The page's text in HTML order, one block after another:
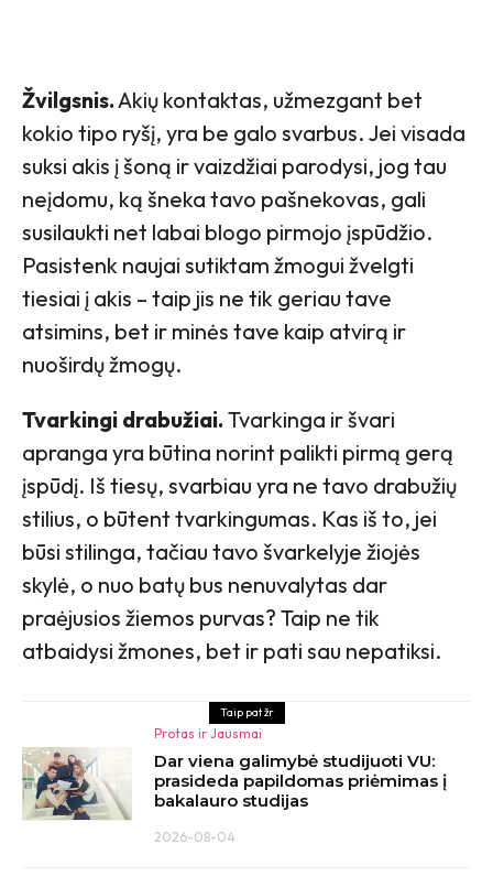
Žvilgsnis.Akių kontaktas, užmezgant bet
kokio tipo ryšį, yra be galo svarbus. Jei visada
suksi akis į šoną ir vaizdžiai parodysi, jog tau
neįdomu, ką šneka tavo pašnekovas, gali
susilaukti net labai blogo pirmojo įspūdžio.
Pasistenk naujai sutiktam žmogui žvelgti
tiesiai į akis – taip jis ne tik geriau tave
atsimins, bet ir minės tave kaip atvirą ir
nuoširdų žmogų.
Tvarkingi drabužiai. Tvarkinga ir švari
apranga yra būtina norint palikti pirmą gerą
įspūdį. Iš tiesų, svarbiau yra ne tavo drabužių
stilius, o būtent tvarkingumas. Kas iš to, jei
būsi stilinga, tačiau tavo švarkelyje žiojės
skylė, o nuo batų bus nenuvalytas dar
praėjusios žiemos purvas? Taip ne tik
atbaidysi žmones, bet ir pati sau nepatiksi.
Taip pat žr
Protas ir Jausmai
Dar viena galimybė studijuoti VU:
prasideda papildomas priėmimas į
bakalauro studijas
2026-08-04